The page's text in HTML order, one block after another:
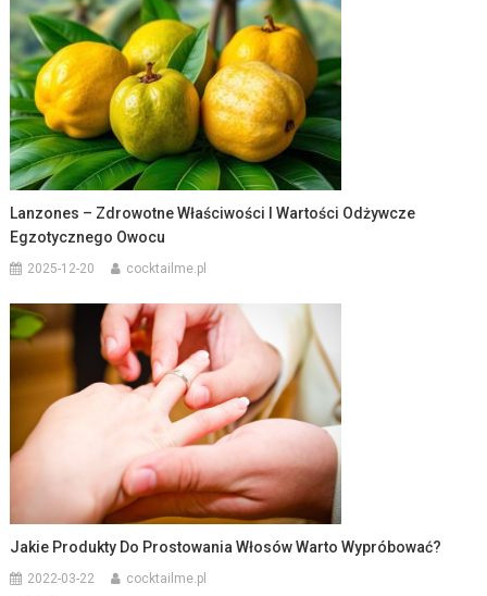
Lanzones – Zdrowotne Właściwości I Wartości Odżywcze
Egzotycznego Owocu
2025-12-20 cocktailme.pl
Jakie Produkty Do Prostowania Włosów Warto Wypróbować?
2022-03-22 cocktailme.pl